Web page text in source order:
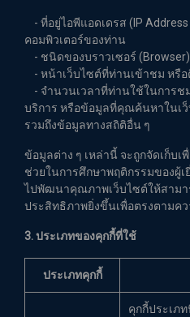
- ที่อยู่ไอพีแอดเดรส (IP Address
คอมพิวเตอร์ของท่าน
- ชนิดของบราวเซอร์
- หน้าเว็บไซต์ที่ท่านเข้าชม หรือ
- จำนวนเวลาที่ท่านใช้ในการช
บริการ หรือข้อมูลที่คุณค้นหาในเ
รวมถึงข้อมูลทางสถิติอื่น ๆ
ข้อมูลต่าง ๆ เหล่านี้ จะถูกจัดเก็บเ
ช่วยในการศึกษาพฤติกรรมของผู้
ไปพัฒนาคุณภาพเว็บไซต์ให้สามา
ประสิทธิภาพยิ่งขึ้นเพื่อตรงตามค
3. ประเภทของคุกกี้ที่ใช้
ประเภทคุกกี้
คุกกี้ประเภ